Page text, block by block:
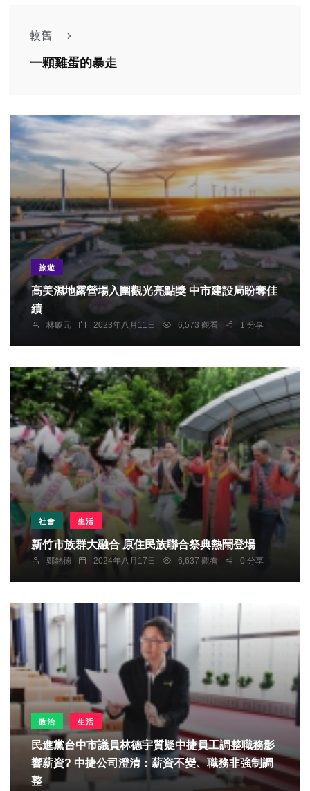
較舊
一顆雞蛋的暴走
旅遊
高美濕地露營場入圍觀光亮點獎 中市建設局盼奪佳
績
林獻元 2023年八月11日 6,573 觀看 1 分享
社會 生活
新竹市族群大融合 原住民族聯合祭典熱鬧登場
鄭銘德 2024年八月17日 6,637 觀看 0 分享
政治 生活
民進黨台中市議員林德宇質疑中捷員工調整職務影
響薪資? 中捷公司澄清：薪資不變、職務非強制調
整